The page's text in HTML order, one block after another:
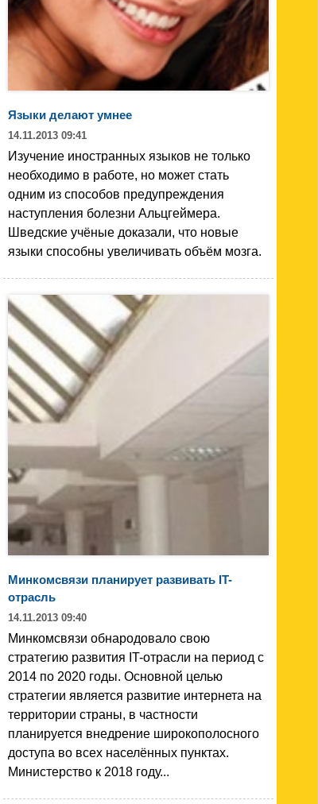
Языки делают умнее
14.11.2013 09:41
Изучение иностранных языков не только
необходимо в работе, но может стать
одним из способов предупреждения
наступления болезни Альцгеймера.
Шведские учёные доказали, что новые
языки способны увеличивать объём мозга.
Минкомсвязи планирует развивать IT-
отрасль
14.11.2013 09:40
Минкомсвязи обнародовало свою
стратегию развития IT-отрасли на период с
2014 по 2020 годы. Основной целью
стратегии является развитие интернета на
территории страны, в частности
планируется внедрение широкополосного
доступа во всех населённых пунктах.
Министерство к 2018 году...